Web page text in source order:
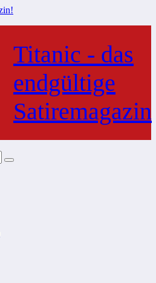
Titanic - das
endgültige
Satiremagazin